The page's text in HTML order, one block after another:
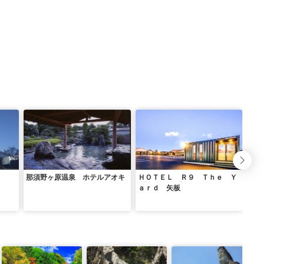
那須野ヶ原温泉 ホテルアオキ
ＨＯＴＥＬ Ｒ９ Ｔｈｅ Ｙ
ａｒｄ 矢板